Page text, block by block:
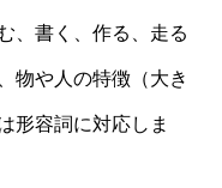
、書く、作る、走る
物や人の特徴（大き
形容詞に対応しま